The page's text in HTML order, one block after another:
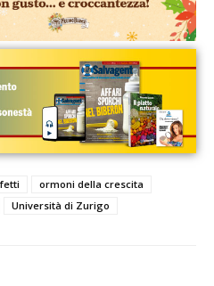
ormoni della crescita
Università di Zurigo